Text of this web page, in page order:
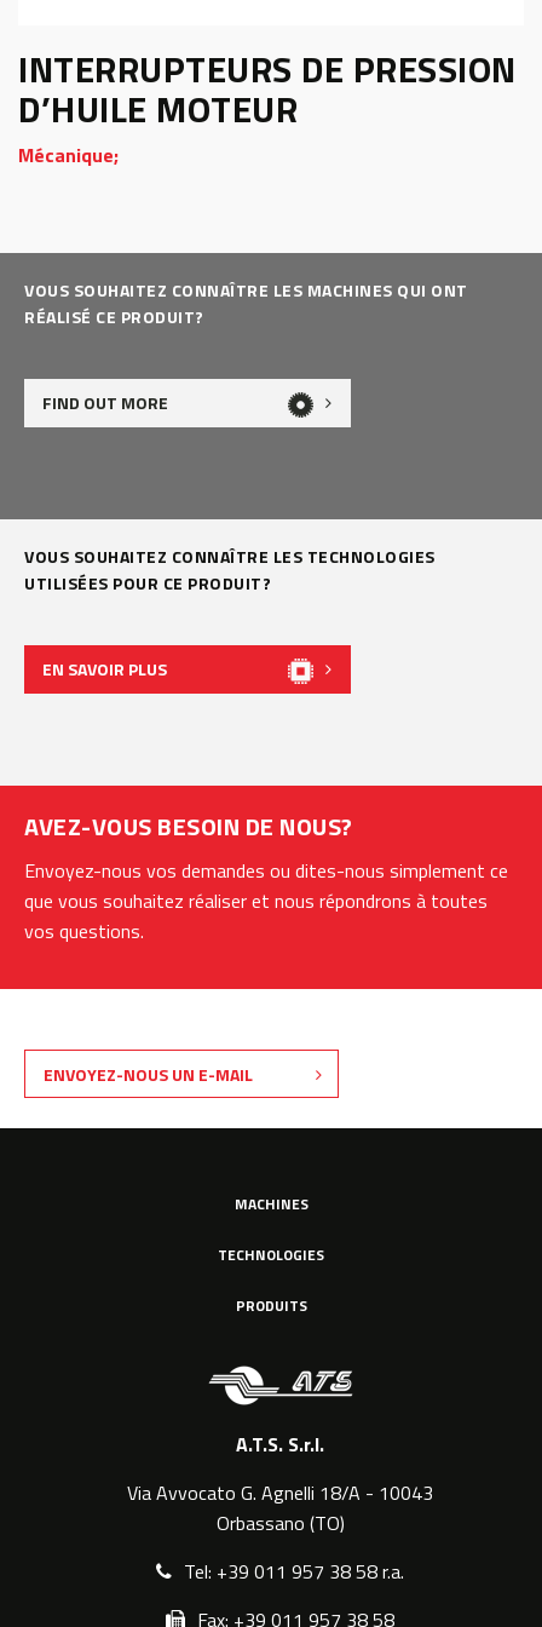
INTERRUPTEURS DE PRESSION
D’HUILE MOTEUR
Mécanique;
VOUS SOUHAITEZ CONNAÎTRE LES MACHINES QUI ONT
RÉALISÉ CE PRODUIT?
FIND OUT MORE
VOUS SOUHAITEZ CONNAÎTRE LES TECHNOLOGIES
UTILISÉES POUR CE PRODUIT?
EN SAVOIR PLUS
AVEZ-VOUS BESOIN DE NOUS?
Envoyez-nous vos demandes ou dites-nous simplement ce
que vous souhaitez réaliser et nous répondrons à toutes
vos questions.
ENVOYEZ-NOUS UN E-MAIL
MACHINES
TECHNOLOGIES
PRODUITS
A.T.S. S.r.l.
Via Avvocato G. Agnelli 18/A - 10043
Orbassano (TO)
Tel: +39 011 957 38 58 r.a.
Fax: +39 011 957 38 58